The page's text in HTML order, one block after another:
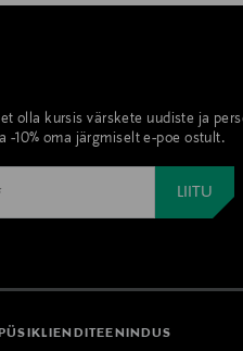
olla kursis värskete uudiste ja
-10% oma järgmiselt e-poe ostult.